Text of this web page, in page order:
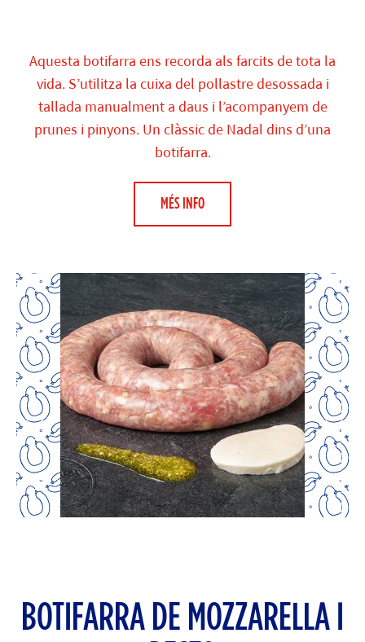
Aquesta botifarra ens recorda als farcits de tota la
vida. S’utilitza la cuixa del pollastre desossada i
tallada manualment a daus i l’acompanyem de
prunes i pinyons. Un clàssic de Nadal dins d’una
botifarra.
MÉS INFO
BOTIFARRA DE MOZZARELLA I